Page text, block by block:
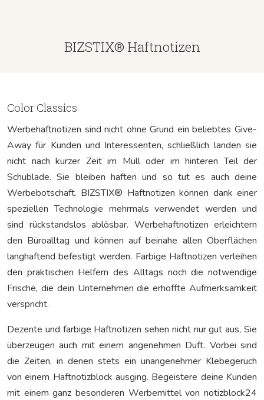
BIZSTIX® Haftnotizen
Color Classics
Werbehaftnotizen sind nicht ohne Grund ein beliebtes Give-
Away für Kunden und Interessenten, schließlich landen sie
nicht nach kurzer Zeit im Müll oder im hinteren Teil der
Schublade. Sie bleiben haften und so tut es auch deine
Werbebotschaft. BIZSTIX® Haftnotizen können dank einer
speziellen Technologie mehrmals verwendet werden und
sind rückstandslos ablösbar. Werbehaftnotizen erleichtern
den Büroalltag und können auf beinahe allen Oberflächen
langhaftend befestigt werden. Farbige Haftnotizen verleihen
den praktischen Helfern des Alltags noch die notwendige
Frische, die dein Unternehmen die erhoffte Aufmerksamkeit
verspricht.
Dezente und farbige Haftnotizen sehen nicht nur gut aus, Sie
überzeugen auch mit einem angenehmen Duft. Vorbei sind
die Zeiten, in denen stets ein unangenehmer Klebegeruch
von einem Haftnotizblock ausging. Begeistere deine Kunden
mit einem ganz besonderen Werbemittel von notizblock24